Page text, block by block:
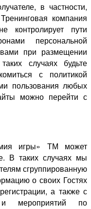
в частности,
компания
контролирует пути
персональной
при размещении
случаях будьте
с политикой
пользования любых
можно перейти с
игры» ТМ может
В таких случаях мы
сгруппированную
о своих Гостях
а также с
и мероприятий по